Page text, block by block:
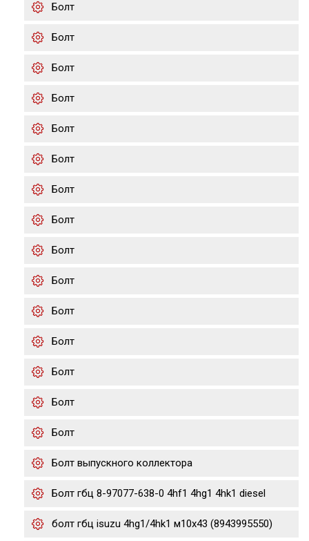
Болт
Болт
Болт
Болт
Болт
Болт
Болт
Болт
Болт
Болт
Болт
Болт
Болт
Болт
Болт
Болт выпускного коллектора
Болт гбц 8-97077-638-0 4hf1 4hg1 4hk1 diesel
болт гбц isuzu 4hg1/4hk1 м10х43 (8943995550)